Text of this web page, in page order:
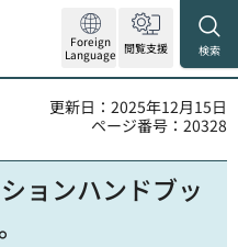
Foreign
Language 閲覧支援 検索
更新日：2025年12月15日
ページ番号：20328
ョンハンドブッ